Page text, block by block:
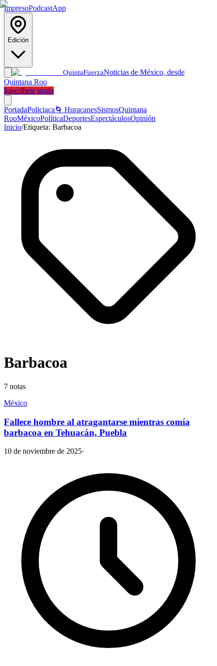
ImpresoPodcastApp
Edición
QuintaFuerzaNoticias de México, desde
Quintana Roo
Suscríbete gratis
PortadaPoliciaca 🌀 HuracanesSismosQuintana
RooMéxicoPolíticaDeportesEspectáculosOpinión
Inicio/Etiqueta: Barbacoa
Barbacoa
7 notas
México
Fallece hombre al atragantarse mientras comía
barbacoa en Tehuacán, Puebla
10 de noviembre de 2025·